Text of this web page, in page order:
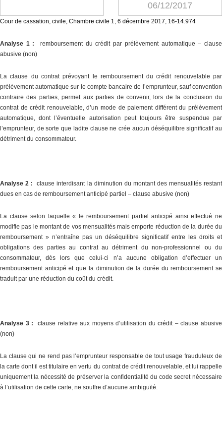
06/12/2017
Cour de cassation, civile, Chambre civile 1, 6 décembre 2017, 16-14.974
Analyse 1 :
remboursement du crédit par prélèvement automatique – clause
abusive (non)
La clause du contrat prévoyant le remboursement du crédit renouvelable par
prélèvement automatique sur le compte bancaire de l’emprunteur, sauf convention
contraire des parties, permet aux parties de convenir, lors de la conclusion du
contrat de crédit renouvelable, d’un mode de paiement différent du prélèvement
automatique, dont l’éventuelle autorisation peut toujours être suspendue par
l’emprunteur, de sorte que ladite clause ne crée aucun déséquilibre significatif au
détriment du consommateur.
Analyse 2 :
clause interdisant la diminution du montant des mensualités restant
dues en cas de remboursement anticipé partiel – clause abusive (non)
La clause selon laquelle « le remboursement partiel anticipé ainsi effectué ne
modifie pas le montant de vos mensualités mais emporte réduction de la durée du
remboursement » n’entraîne pas un déséquilibre significatif entre les droits et
obligations des parties au contrat au détriment du non-professionnel ou du
consommateur, dès lors que celui-ci n’a aucune obligation d’effectuer un
remboursement anticipé et que la diminution de la durée du remboursement se
traduit par une réduction du coût du crédit.
Analyse 3 :
clause relative aux moyens d’utilisation du crédit – clause abusive
(non)
La clause qui ne rend pas l’emprunteur responsable de tout usage frauduleux de
la carte dont il est titulaire en vertu du contrat de crédit renouvelable, et lui rappelle
uniquement la nécessité de préserver la confidentialité du code secret nécessaire
à l’utilisation de cette carte, ne souffre d’aucune ambiguïté.